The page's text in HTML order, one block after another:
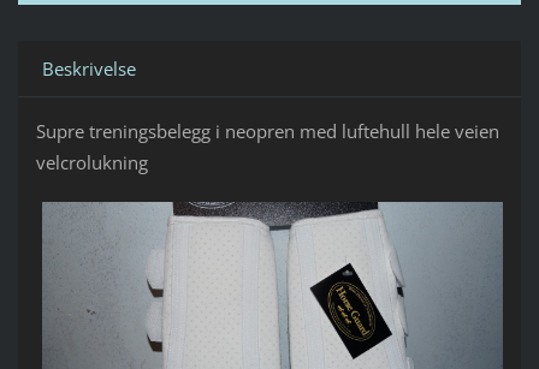
Beskrivelse
Supre treningsbelegg i neopren med luftehull hele veien
velcrolukning